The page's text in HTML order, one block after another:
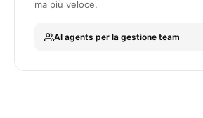
ma più veloce.
AI agents per la gestione team